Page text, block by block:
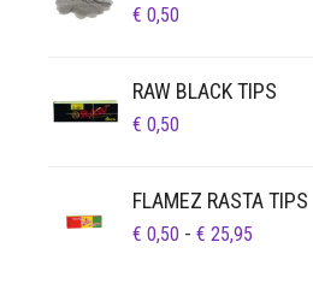
€ 0,50
RAW BLACK TIPS
€ 0,50
FLAMEZ RASTA TIPS
€ 0,50 - € 25,95